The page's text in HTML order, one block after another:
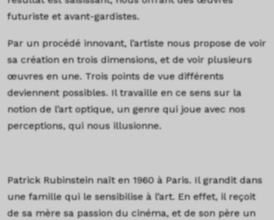
futuriste et avant-gardistes.
Par un procédé innovant, l’artiste nous propose de voir
sa création en trois dimensions, et de voir plusieurs
œuvres en une. Trois points de vue différents
deviennent possibles. Il travaille en ce sens sur la
notion de l’art optique, un genre qui joue avec nos
perceptions, qui nous illusionne.
Patrick Rubinstein naît en 1960 à Paris. Il grandit dans
une famille qui le sensibilise à l’art. En effet, il reçoit
de sa mère sa passion du cinéma, et de son père un